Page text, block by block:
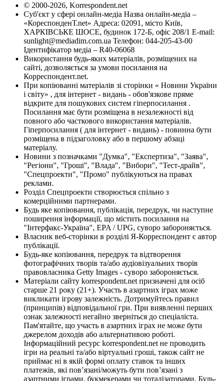
© 2000-2026, Korrespondent.net
Суб'єкт у сфері онлайн-медіа Назва онлайн-медіа –
«КореспонденТ.net» Адреса: 02091, місто Київ,
ХАРКІВСЬКЕ ШОСЕ, будинок 172-Б, офіс 208/1 E-mail:
sunlight@mediadim.com.ua Телефон: 044-205-43-00
Ідентифікатор медіа – R40-06068
Використання будь-яких матеріалів, розміщених на
сайті, дозволяється за умови посилання на
Корреспондент.net.
При копіюванні матеріалів зі сторінки « Новини України
і світу» , для інтернет - видань - обов'язкове пряме
відкрите для пошукових систем гіперпосилання .
Посилання має бути розміщена в незалежності від
повного або часткового використання матеріалів.
Гіперпосилання ( для інтернет - видань) - повинна бути
розміщена в підзаголовку або в першому абзаці
матеріалу.
Новини з позначками "Думка", "Експертиза", "Заява",
"Регіони", "Гроші", "Влада", "Вибори", "Тест-драйв",
"Спецпроекти", "Промо" публікуються на правах
реклами.
Розділ Спецпроекти створюється спільно з
комерційними партнерами.
Будь яке копіювання, публікація, передрук, чи наступне
поширення інформації, що містить посилання на
"Інтерфакс-Україна", EPA / UPG, суворо забороняється.
Власник веб-сторінки в розділі Я-Корреспондент є автор
публікації.
Будь-яке копіювання, передрук та відтворення
фотографічних творів та/або аудіовізуальних творів
правовласника Getty Images - суворо забороняється.
Матеріали сайту korrespondent.net призначені для осіб
старше 21 року (21+). Участь в азартних іграх може
викликати ігрову залежність. Дотримуйтесь правил
(принципів) відповідальної гри. При виявленні перших
ознак залежності негайно зверніться до спеціаліста.
Пам'ятайте, що участь в азартних іграх не може бути
джерелом доходів або альтернативою роботі.
Інформаційний ресурс korrespondent.net не проводить
ігри на реальні та/або віртуальні гроші, також сайт не
приймає ні в якій формі оплату ставок та інших
платежів, які пов’язані/можуть бути пов’язані з
азартними іграми, букмекерами чи тоталізаторами. Будь-